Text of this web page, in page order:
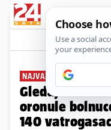
NAJVAŽNIJE VIJESTI DANA
Gledajte '240
oronule
140